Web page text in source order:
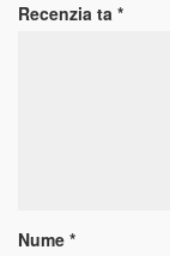
Recenzia ta *
Nume *